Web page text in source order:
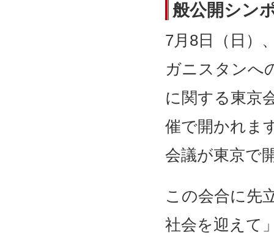
般公開シン
7月8日（日）
ガニスタンへ
に関する東京
催で開かれま
会議が東京で
この会合に先
社会を迎えて